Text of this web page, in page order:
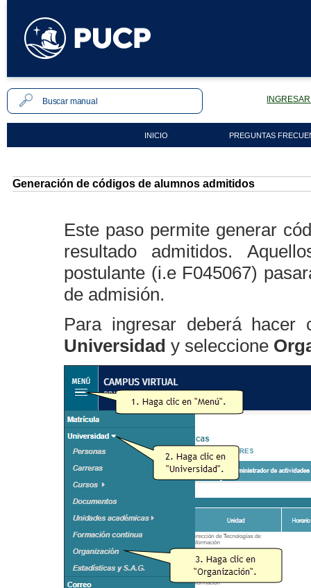
INICIO PREGUNTAS
Generación de códigos de alumnos admitidos
Este paso permite generar
resultado admitidos.
postulante (i.e F045067)
de admisión.
Para ingresar deberá
Universidad y seleccione